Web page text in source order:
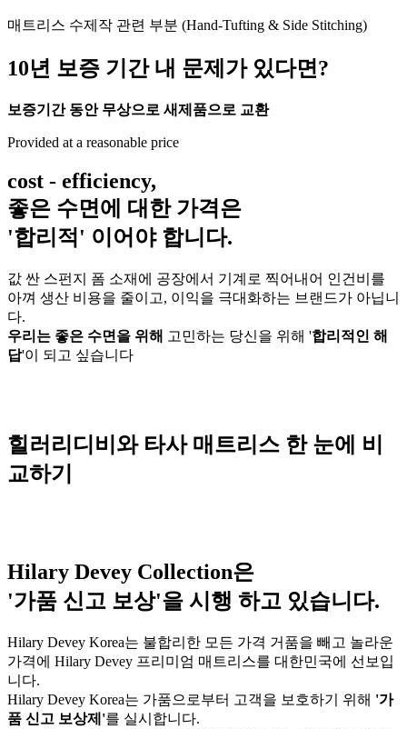
매트리스 수제작 관련 부분 (Hand-Tufting & Side Stitching)
10년 보증 기간 내 문제가 있다면?
보증기간 동안 무상으로 새제품으로 교환
Provided at a reasonable price
cost - efficiency,
좋은 수면에 대한 가격은
'합리적' 이어야 합니다.
값 싼 스펀지 폼 소재에 공장에서 기계로 찍어내어 인건비를
아껴 생산 비용을 줄이고, 이익을 극대화하는 브랜드가 아닙니
다.
우리는 좋은 수면을 위해 고민하는 당신을 위해 '합리적인 해
답'이 되고 싶습니다
힐러리디비와 타사 매트리스 한 눈에 비
교하기
Hilary Devey Collection은
'가품 신고 보상'을 시행 하고 있습니다.
Hilary Devey Korea는 불합리한 모든 가격 거품을 빼고 놀라운
가격에 Hilary Devey 프리미엄 매트리스를 대한민국에 선보입
니다.
Hilary Devey Korea는 가품으로부터 고객을 보호하기 위해 '가
품 신고 보상제'를 실시합니다.